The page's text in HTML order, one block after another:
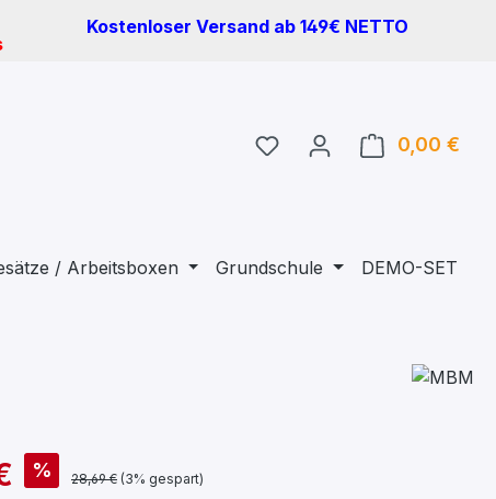
Kostenloser Versand ab 149€ NETTO
Du hast 0 Produkte auf
0,00 €
/ Arbeitsboxen Grundschule DEMO-SET
% 28,69 € (3% gespart)